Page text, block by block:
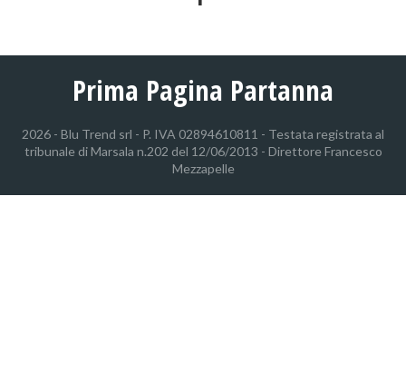
Prima Pagina Partanna
2026 - Blu Trend srl - P. IVA 02894610811 - Testata registrata al
tribunale di Marsala n.202 del 12/06/2013 - Direttore Francesco
Mezzapelle